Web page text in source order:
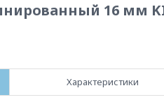
16 мм
Характеристики